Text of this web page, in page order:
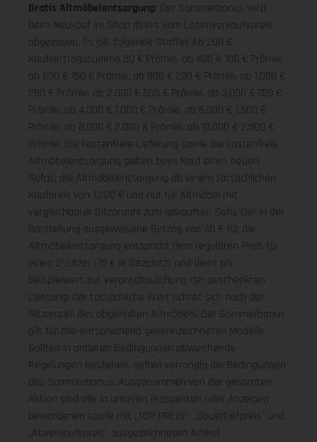
Gratis Altmöbelentsorgung: Der Sommerbonus wird
beim Neukauf im Shop direkt vom Listenverkaufspreis
abgezogen. Es gilt folgende Staffel: Ab 200 €
Kaufvertragssumme 50 € Prämie, ab 400 € 100 € Prämie,
ab 600 € 150 € Prämie, ab 800 € 200 € Prämie, ab 1.000 €
250 € Prämie, ab 2.000 € 500 € Prämie, ab 3.000 € 750 €
Prämie, ab 4.000 € 1.000 € Prämie, ab 6.000 € 1.500 €
Prämie, ab 8.000 € 2.000 € Prämie, ab 10.000 € 2.500 €
Prämie. Die kostenfreie Lieferung sowie die kostenfreie
Altmöbelentsorgung gelten beim Kauf eines neuen
Sofas; die Altmöbelentsorgung ab einem tatsächlichen
Kaufpreis von 1.200 € und nur für Altmöbel mit
vergleichbarer Sitzanzahl zum gekauften Sofa. Der in der
Darstellung ausgewiesene Betrag von 30 € für die
Altmöbelentsorgung entspricht dem regulären Preis für
einen 2-Sitzer (15 € je Sitzplatz) und dient als
Beispielwert zur Veranschaulichung der geschenkten
Leistung; der tatsächliche Wert richtet sich nach der
Sitzanzahl des abgeholten Altmöbels. Der Sommerbonus
gilt für alle entsprechend gekennzeichneten Modelle.
Sollten in anderen Bedingungen abweichende
Regelungen bestehen, gelten vorrangig die Bedingungen
des Sommerbonus. Ausgenommen von der gesamten
Aktion sind alle in unseren Prospekten oder Anzeigen
beworbenen sowie mit „TOP PREIS", „Dauertiefpreis" und
„Abverkaufspreis" ausgezeichneten Artikel